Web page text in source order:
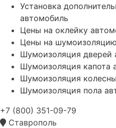
Установка
автомобиль
Цены на оклейку
Цены на
Шумоизоляция дверей
Шумоизоляция капота
Шумоизоляция
Шумоизоляция пола
+7 (800) 351-09-79
Ставрополь